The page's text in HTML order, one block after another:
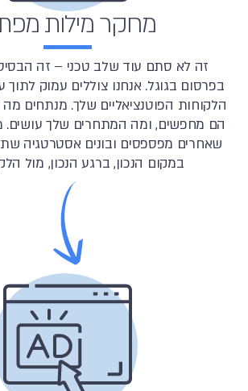
מחקר מילות
זה לא סתם עוד שלב טכני – זה
בפרסום בגוגל. אנחנו צוללים עמוק
הלקוחות הפוטנציאליים שלך. מנתחים
הם מחפשים, ומה המתחרים שלך עושים.
שאחרים מפספסים ובונים אסטרטגיה
במקום הנכון, ברגע הנכון, מול